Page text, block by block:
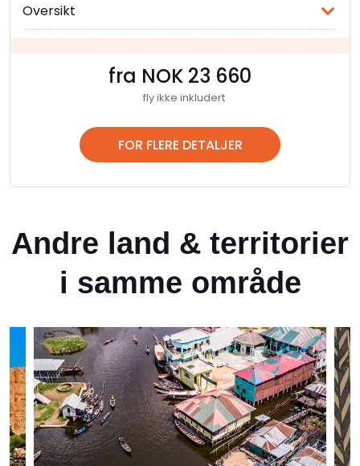
Oversikt
fra NOK 23 660
fly ikke inkludert
FOR FLERE DETALJER
Andre land & territorier
i samme område